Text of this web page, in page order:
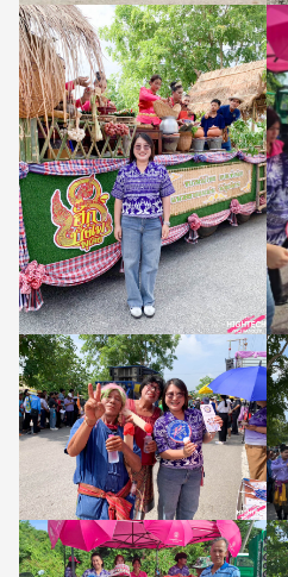
Search
for: